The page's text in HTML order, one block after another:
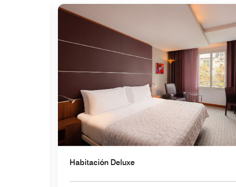
Icono de expansión
Habitación Deluxe